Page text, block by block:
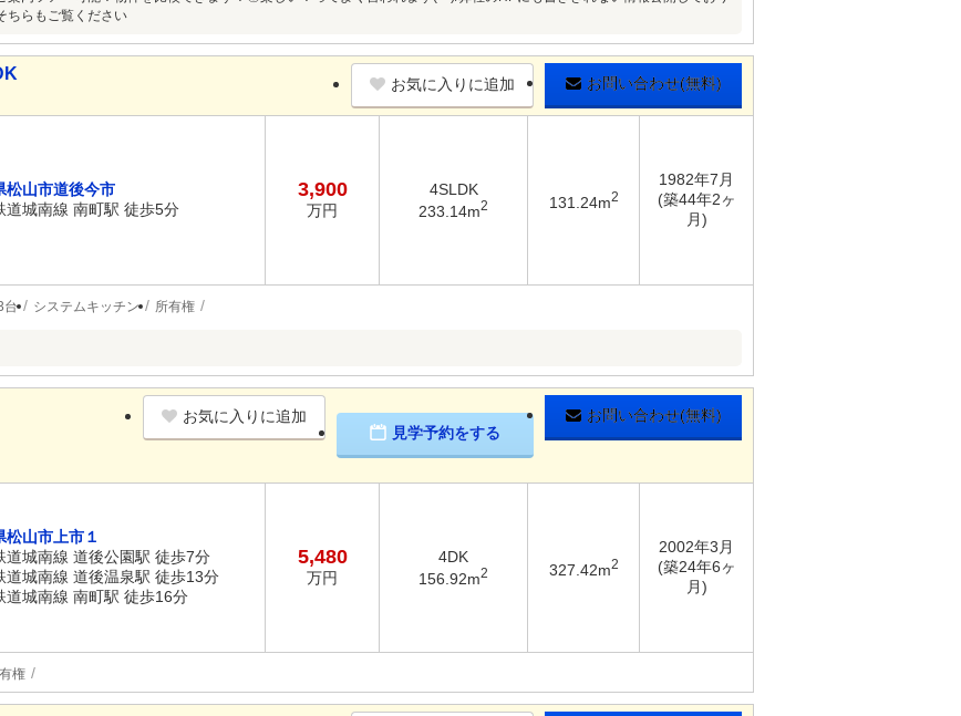
ちらもご覧ください
お気に入りに追加 お問い合わせ(無料)
松山市道後今市
道城南線 南町駅 徒歩5分
3,900
万円
4SLDK
233.14m2 131.24m2
1982年7月
(築44年2ヶ
月)
台 システムキッチン 所有権
お気に入りに追加
見学予約をする
お問い合わせ(無料)
松山市上市１
道城南線 道後公園駅 徒歩7分
道城南線 道後温泉駅 徒歩13分
道城南線 南町駅 徒歩16分
5,480
万円
4DK
156.92m2 327.42m2
2002年3月
(築24年6ヶ
月)
権